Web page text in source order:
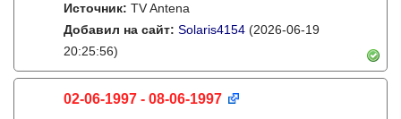
Источник: TV Antena
Добавил на сайт: Solaris4154 (2026-06-19
20:25:56)
02-06-1997 - 08-06-1997